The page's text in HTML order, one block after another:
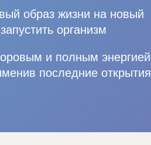
образ жизни на новый
организм
и полным энергией
последние открытия